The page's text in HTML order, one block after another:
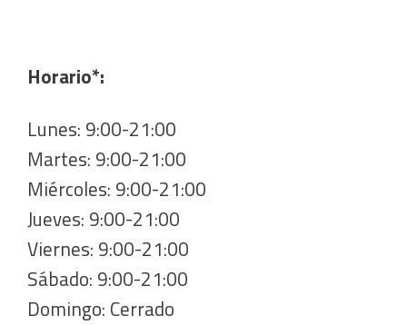
Horario*:
Lunes: 9:00-21:00
Martes: 9:00-21:00
Miércoles: 9:00-21:00
Jueves: 9:00-21:00
Viernes: 9:00-21:00
Sábado: 9:00-21:00
Domingo: Cerrado